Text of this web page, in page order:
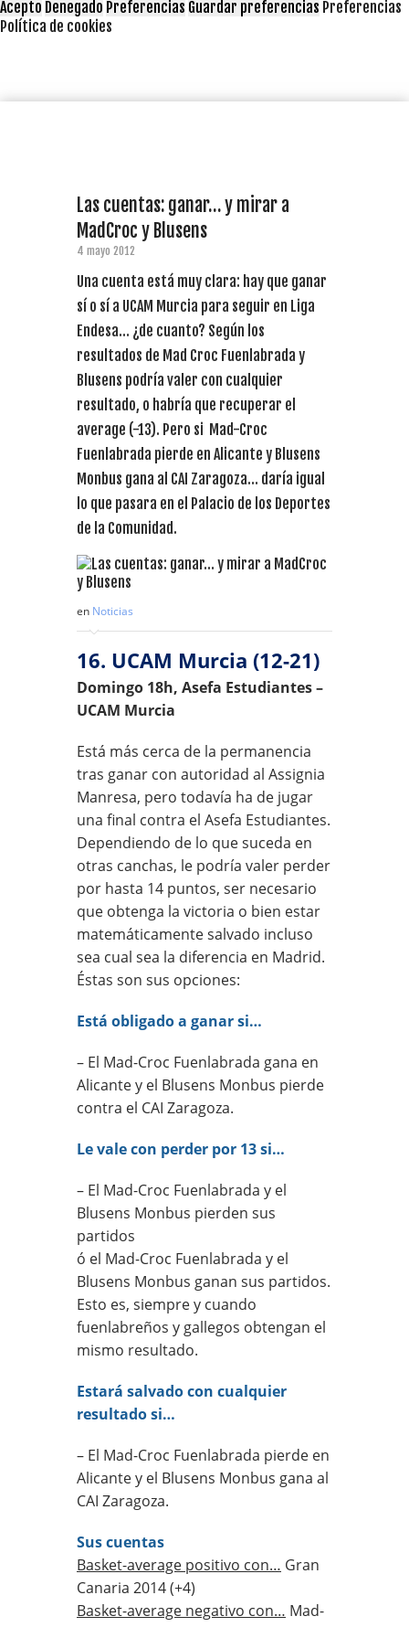
Acepto Denegado Preferencias Guardar preferencias Preferencias
Política de cookies
Las cuentas: ganar… y mirar a
MadCroc y Blusens
4 mayo 2012
Una cuenta está muy clara: hay que ganar
sí o sí a UCAM Murcia para seguir en Liga
Endesa… ¿de cuanto? Según los
resultados de Mad Croc Fuenlabrada y
Blusens podría valer con cualquier
resultado, o habría que recuperar el
average (-13). Pero si Mad-Croc
Fuenlabrada pierde en Alicante y Blusens
Monbus gana al CAI Zaragoza… daría igual
lo que pasara en el Palacio de los Deportes
de la Comunidad.
en Noticias
16. UCAM Murcia (12-21)
Domingo 18h, Asefa Estudiantes –
UCAM Murcia
Está más cerca de la permanencia
tras ganar con autoridad al Assignia
Manresa, pero todavía ha de jugar
una final contra el Asefa Estudiantes.
Dependiendo de lo que suceda en
otras canchas, le podría valer perder
por hasta 14 puntos, ser necesario
que obtenga la victoria o bien estar
matemáticamente salvado incluso
sea cual sea la diferencia en Madrid.
Éstas son sus opciones:
Está obligado a ganar si…
– El Mad-Croc Fuenlabrada gana en
Alicante y el Blusens Monbus pierde
contra el CAI Zaragoza.
Le vale con perder por 13 si…
– El Mad-Croc Fuenlabrada y el
Blusens Monbus pierden sus
partidos
ó el Mad-Croc Fuenlabrada y el
Blusens Monbus ganan sus partidos.
Esto es, siempre y cuando
fuenlabreños y gallegos obtengan el
mismo resultado.
Estará salvado con cualquier
resultado si…
– El Mad-Croc Fuenlabrada pierde en
Alicante y el Blusens Monbus gana al
CAI Zaragoza.
Sus cuentas
Basket-average positivo con… Gran
Canaria 2014 (+4)
Basket-average negativo con… Mad-